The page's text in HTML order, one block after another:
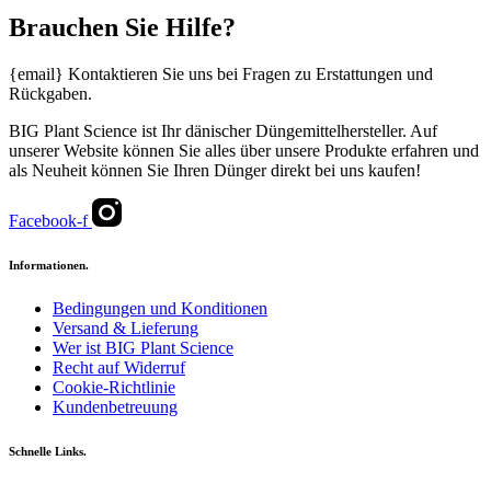
Brauchen Sie Hilfe?
{email} Kontaktieren Sie uns bei Fragen zu Erstattungen und
Rückgaben.
BIG Plant Science ist Ihr dänischer Düngemittelhersteller. Auf
unserer Website können Sie alles über unsere Produkte erfahren und
als Neuheit können Sie Ihren Dünger direkt bei uns kaufen!
Facebook-f
Informationen.
Bedingungen und Konditionen
Versand & Lieferung
Wer ist BIG Plant Science
Recht auf Widerruf
Cookie-Richtlinie
Kundenbetreuung
Schnelle Links.